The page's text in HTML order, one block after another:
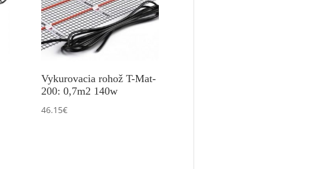
Vykurovacia rohož T-Mat-
200: 0,7m2 140w
46.15€